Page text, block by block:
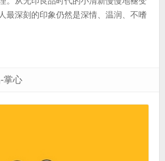
最深刻的印象仍然是深情、温润、不嗜
掌心